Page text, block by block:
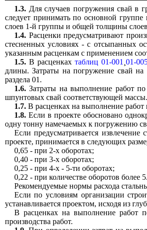
1.3.Для случаев погружения свай в
следует принимать по основной
слоев 1-й группы и общей толщины
1.4.Расценки предусматривают
стесненных условиях - с отсыпанных
указанным расценкам с применением
1.5. В расценках таблиц 01-001 01-
длины. Затраты на погружение свай
раздела 01.
1.6.Затраты на выполнение работ по
шпунтовых свай соответствующей массы.
1.7.В расценках на выполнение
1.8.Если в проекте обосновано
одну тонну намечаемых к погружению
Если предусматривается
проекте, принимается в следующих
0,65 - при 2-х оборотах;
0,40 - при 3-х оборотах;
0,25 - при 4-х - 5-ти оборотах;
0,22 - при количестве оборотов более 5.
Рекомендуемые нормы расхода
Если по условиям организации
устанавливается проектом, исходя из
В расценках на выполнение работ
производства работ.